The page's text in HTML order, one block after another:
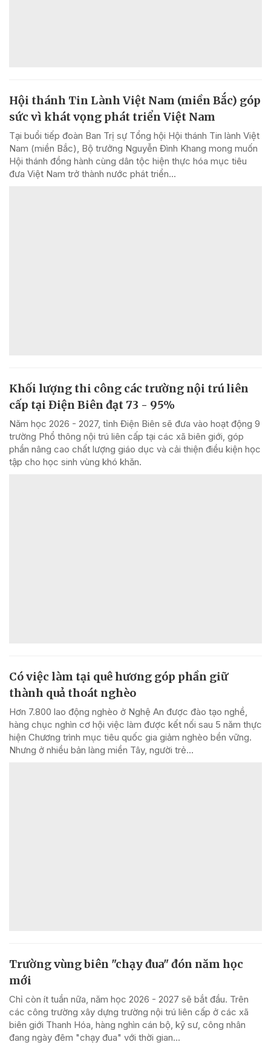
Hội thánh Tin Lành Việt Nam (miền Bắc) góp
sức vì khát vọng phát triển Việt Nam
Tại buổi tiếp đoàn Ban Trị sự Tổng hội Hội thánh Tin lành Việt
Nam (miền Bắc), Bộ trưởng Nguyễn Đình Khang mong muốn
Hội thánh đồng hành cùng dân tộc hiện thực hóa mục tiêu
đưa Việt Nam trở thành nước phát triển...
Khối lượng thi công các trường nội trú liên
cấp tại Điện Biên đạt 73 - 95%
Năm học 2026 - 2027, tỉnh Điện Biên sẽ đưa vào hoạt động 9
trường Phổ thông nội trú liên cấp tại các xã biên giới, góp
phần nâng cao chất lượng giáo dục và cải thiện điều kiện học
tập cho học sinh vùng khó khăn.
Có việc làm tại quê hương góp phần giữ
thành quả thoát nghèo
Hơn 7.800 lao động nghèo ở Nghệ An được đào tạo nghề,
hàng chục nghìn cơ hội việc làm được kết nối sau 5 năm thực
hiện Chương trình mục tiêu quốc gia giảm nghèo bền vững.
Nhưng ở nhiều bản làng miền Tây, người trẻ...
Trường vùng biên "chạy đua" đón năm học
mới
Chỉ còn ít tuần nữa, năm học 2026 - 2027 sẽ bắt đầu. Trên
các công trường xây dựng trường nội trú liên cấp ở các xã
biên giới Thanh Hóa, hàng nghìn cán bộ, kỹ sư, công nhân
đang ngày đêm "chạy đua" với thời gian...